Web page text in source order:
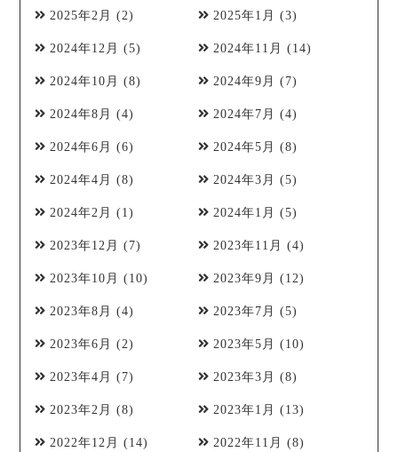
2025年2月 (2) 2025年1月 (3)
2024年12月 (5) 2024年11月 (14)
2024年10月 (8) 2024年9月 (7)
2024年8月 (4) 2024年7月 (4)
2024年6月 (6) 2024年5月 (8)
2024年4月 (8) 2024年3月 (5)
2024年2月 (1) 2024年1月 (5)
2023年12月 (7) 2023年11月 (4)
2023年10月 (10) 2023年9月 (12)
2023年8月 (4) 2023年7月 (5)
2023年6月 (2) 2023年5月 (10)
2023年4月 (7) 2023年3月 (8)
2023年2月 (8) 2023年1月 (13)
2022年12月 (14) 2022年11月 (8)